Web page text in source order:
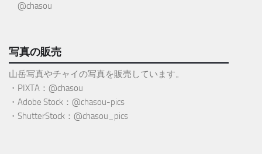
@chasou
写真の販売
山岳写真やチャイの写真を販売しています。
・PIXTA：@chasou
・Adobe Stock：@chasou-pics
・ShutterStock：@chasou_pics